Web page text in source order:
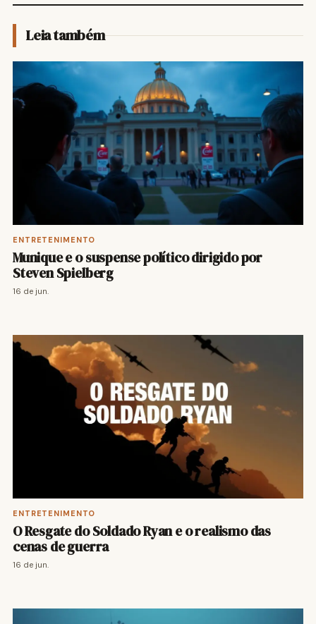
Leia também
ENTRETENIMENTO
Munique e o suspense político dirigido por
Steven Spielberg
16 de jun.
ENTRETENIMENTO
O Resgate do Soldado Ryan e o realismo das
cenas de guerra
16 de jun.